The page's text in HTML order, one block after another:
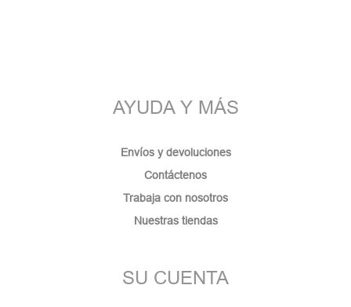
AYUDA Y MÁS
Envíos y devoluciones
Contáctenos
Trabaja con nosotros
Nuestras tiendas
SU CUENTA